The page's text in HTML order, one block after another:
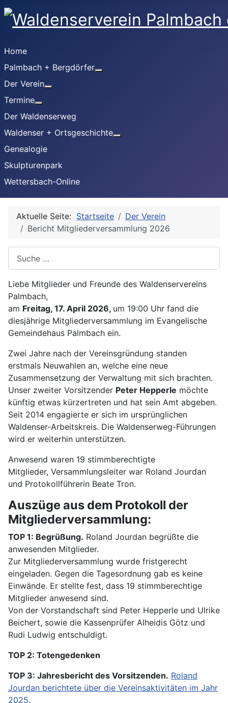
Home
Palmbach + Bergdörfer
Der Verein
Termine
Der Waldenserweg
Waldenser + Ortsgeschichte
Genealogie
Skulpturenpark
Wettersbach-Online
Aktuelle Seite: Startseite
Der Verein
Bericht Mitgliederversammlung 2026
Liebe Mitglieder und Freunde des Waldenservereins
Palmbach,
am Freitag, 17. April 2026, um 19:00 Uhr fand die
diesjährige Mitgliederversammlung im Evangelische
Gemeindehaus Palmbach ein.
Zwei Jahre nach der Vereinsgründung standen
erstmals Neuwahlen an, welche eine neue
Zusammensetzung der Verwaltung mit sich brachten.
Unser zweiter Vorsitzender Peter Hepperle möchte
künftig etwas kürzertreten und hat sein Amt abgeben.
Seit 2014 engagierte er sich im ursprünglichen
Waldenser-Arbeitskreis. Die Waldenserweg-Führungen
wird er weiterhin unterstützen.
Anwesend waren 19 stimmberechtigte
Mitglieder, Versammlungsleiter war Roland Jourdan
und Protokollführerin Beate Tron.
Auszüge aus dem Protokoll der
Mitgliederversammlung:
TOP 1: Begrüßung. Roland Jourdan begrüßte die
anwesenden Mitglieder.
Zur Mitgliederversammlung wurde fristgerecht
eingeladen. Gegen die Tagesordnung gab es keine
Einwände. Er stellte fest, dass 19 stimmberechtige
Mitglieder anwesend sind.
Von der Vorstandschaft sind Peter Hepperle und Ulrike
Beichert, sowie die Kassenprüfer Alheidis Götz und
Rudi Ludwig entschuldigt.
TOP 2: Totengedenken
TOP 3: Jahresbericht des Vorsitzenden. Roland
Jourdan berichtete über die Vereinsaktivitäten im Jahr
2025.